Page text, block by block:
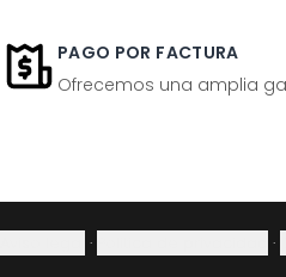
PAGO POR FACTURA
Ofrecemos una amplia
· ·